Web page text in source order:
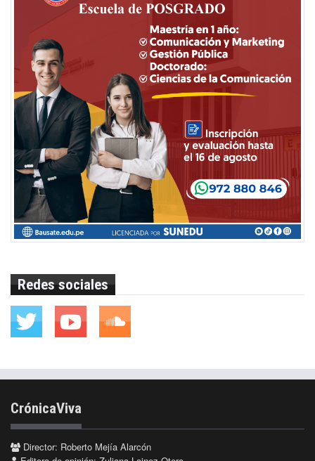
Redes sociales
CrónicaViva
Director: Roberto Mejía Alarcón